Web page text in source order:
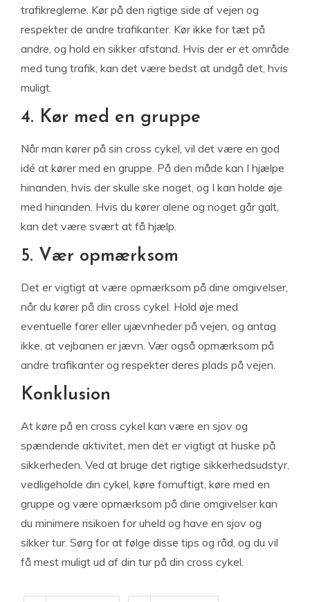
trafikreglerne. Kør på den rigtige side af vejen og
respekter de andre trafikanter. Kør ikke for tæt på
andre, og hold en sikker afstand. Hvis der er et område
med tung trafik, kan det være bedst at undgå det, hvis
muligt.
4. Kør med en gruppe
Når man kører på sin cross cykel, vil det være en god
idé at kører med en gruppe. På den måde kan I hjælpe
hinanden, hvis der skulle ske noget, og I kan holde øje
med hinanden. Hvis du kører alene og noget går galt,
kan det være svært at få hjælp.
5. Vær opmærksom
Det er vigtigt at være opmærksom på dine omgivelser,
når du kører på din cross cykel. Hold øje med
eventuelle farer eller ujævnheder på vejen, og antag
ikke, at vejbanen er jævn. Vær også opmærksom på
andre trafikanter og respekter deres plads på vejen.
Konklusion
At køre på en cross cykel kan være en sjov og
spændende aktivitet, men det er vigtigt at huske på
sikkerheden. Ved at bruge det rigtige sikkerhedsudstyr,
vedligeholde din cykel, køre fornuftigt, køre med en
gruppe og være opmærksom på dine omgivelser kan
du minimere risikoen for uheld og have en sjov og
sikker tur. Sørg for at følge disse tips og råd, og du vil
få mest muligt ud af din tur på din cross cykel.